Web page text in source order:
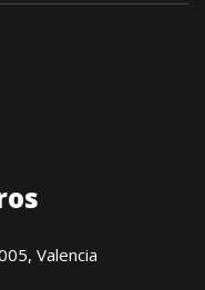
Valencia